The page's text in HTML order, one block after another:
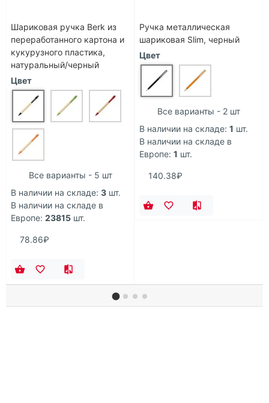
Шариковая ручка Berk из
переработанного картона и
кукурузного пластика,
натуральный/черный
Цвет
Все варианты - 5 шт
В наличии на складе: 3 шт.
В наличии на складе в
Европе: 23815 шт.
78.86₽
Ручка металлическая
шариковая Slim, черный
Цвет
Все варианты - 2 шт
В наличии на складе: 1 шт.
В наличии на складе в
Европе: 1 шт.
140.38₽